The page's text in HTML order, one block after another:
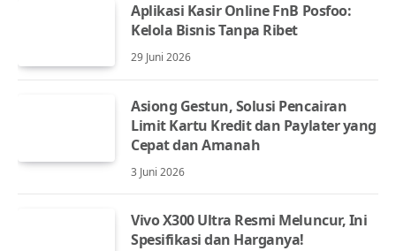
Aplikasi Kasir Online FnB Posfoo:
Kelola Bisnis Tanpa Ribet
29 Juni 2026
Asiong Gestun, Solusi Pencairan
Limit Kartu Kredit dan Paylater yang
Cepat dan Amanah
3 Juni 2026
Vivo X300 Ultra Resmi Meluncur, Ini
Spesifikasi dan Harganya!